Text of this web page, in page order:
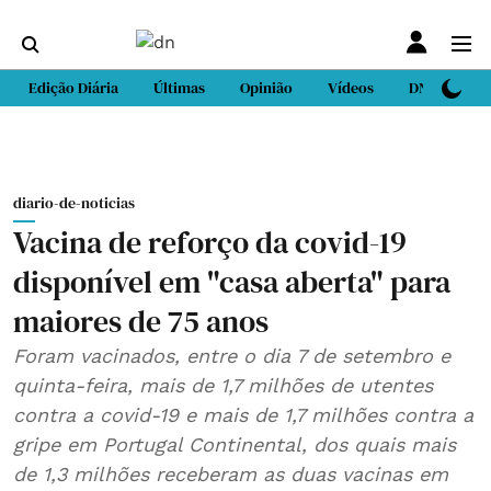
Edição Diária Últimas Opinião Vídeos DN Sport
diario-de-noticias
Vacina de reforço da covid-19
disponível em "casa aberta" para
maiores de 75 anos
Foram vacinados, entre o dia 7 de setembro e
quinta-feira, mais de 1,7 milhões de utentes
contra a covid-19 e mais de 1,7 milhões contra a
gripe em Portugal Continental, dos quais mais
de 1,3 milhões receberam as duas vacinas em